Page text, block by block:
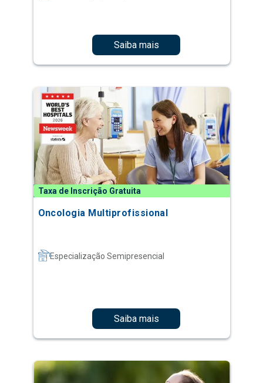
Saiba mais
Taxa de Inscrição Gratuita
Oncologia Multiprofissional
Especialização Semipresencial
Saiba mais